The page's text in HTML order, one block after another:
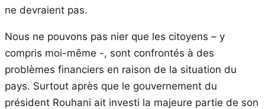
ne devraient pas.
Nous ne pouvons pas nier que les citoyens – y
compris moi-même -, sont confrontés à des
problèmes financiers en raison de la situation du
pays. Surtout après que le gouvernement du
président Rouhani ait investi la majeure partie de son